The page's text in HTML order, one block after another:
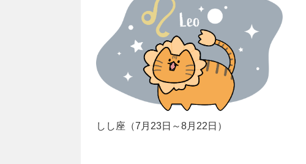
しし座（7月23日～8月22日）